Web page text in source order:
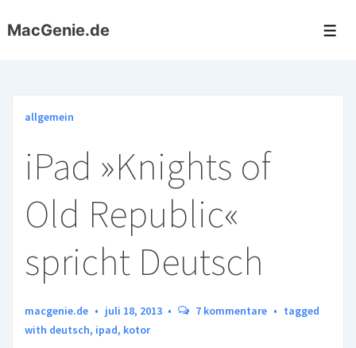
Zum
MacGenie.de
allgemein
iPad »Knights of
Old Republic«
spricht Deutsch
macgenie.de juli 18, 2013 7 kommentare
tagged
with deutsch, ipad, kotor